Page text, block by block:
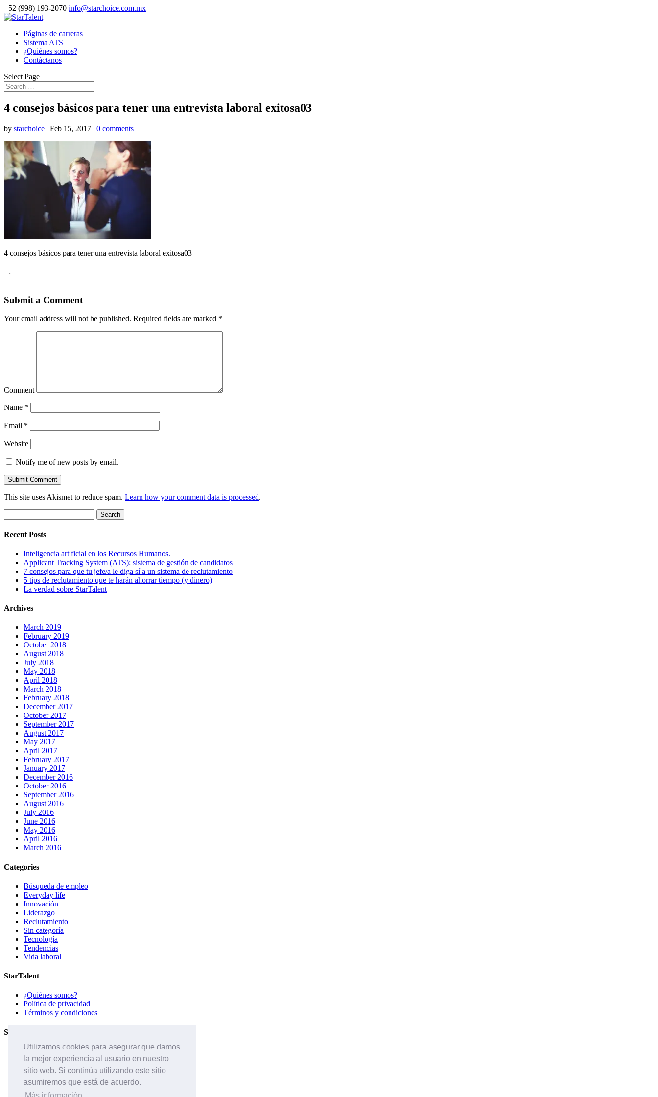
Utilizamos cookies para asegurar que damos
la mejor experiencia al usuario en nuestro
sitio web. Si continúa utilizando este sitio
asumiremos que está de acuerdo.
+52 (998) 193-2070 info@starchoice.com.mx
Páginas de carreras
Sistema ATS
¿Quiénes somos?
Contáctanos
Select Page
4 consejos básicos para tener una entrevista laboral exitosa03
by starchoice | Feb 15, 2017 | 0 comments
4 consejos básicos para tener una entrevista laboral exitosa03
.
Submit a Comment
Your email address will not be published. Required fields are marked *
Comment
Name *
Email *
Website
Notify me of new posts by email.
This site uses Akismet to reduce spam. Learn how your comment data is processed.
for:
Recent Posts
Inteligencia artificial en los Recursos Humanos.
Applicant Tracking System (ATS): sistema de gestión de candidatos
7 consejos para que tu jefe/a le diga sí a un sistema de reclutamiento
5 tips de reclutamiento que te harán ahorrar tiempo (y dinero)
La verdad sobre StarTalent
Archives
March 2019
February 2019
October 2018
August 2018
July 2018
May 2018
April 2018
March 2018
February 2018
December 2017
October 2017
September 2017
August 2017
May 2017
April 2017
February 2017
January 2017
December 2016
October 2016
September 2016
August 2016
July 2016
June 2016
May 2016
April 2016
March 2016
Categories
Búsqueda de empleo
Everyday life
Innovación
Liderazgo
Reclutamiento
Sin categoría
Tecnología
Tendencias
Vida laboral
StarTalent
¿Quiénes somos?
Política de privacidad
Términos y condiciones
Servicios
Páginas de carreras
Sistema ATS
Contáctanos
Páginas de carreras
Sistema ATS